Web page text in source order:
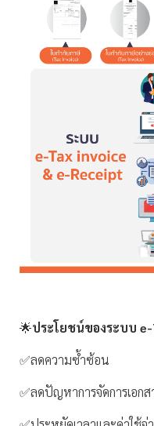
🌟ประโยชน์ของระบบ
✅ลดความซ้ำซ้อน
✅ลดปัญหาการจัดการเอก